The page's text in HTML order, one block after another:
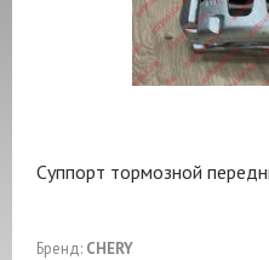
Суппорт тормозной
Бренд: CHERY